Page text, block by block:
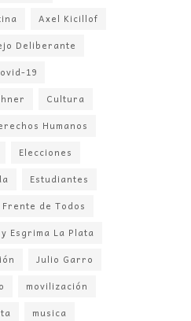
Axel Kicillof
Deliberante
19
Cultura
Humanos
Elecciones
Estudiantes
Frente de Todos
Esgrima La Plata
Julio Garro
movilización
musica